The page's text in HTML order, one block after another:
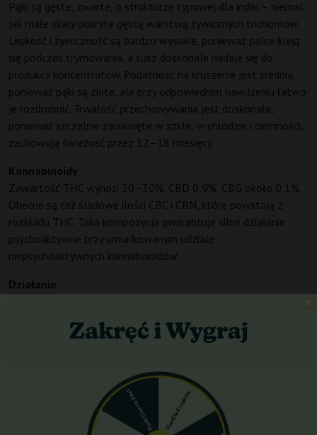
Pąki są gęste, zwarte, o strukturze typowej dla indiki – niemal
jak małe skały pokryte gęstą warstwą żywicznych trichomów.
Lepkość i żywiczność są bardzo wysokie, ponieważ palce kleją
się podczas trymowania, a susz doskonale nadaje się do
produkcji koncentratów. Podatność na kruszenie jest średnia,
ponieważ pąki są zbite, ale przy odpowiednim nawilżeniu łatwo
je rozdrobnić. Trwałość przechowywania jest doskonała,
ponieważ szczelnie zamknięte w szkle, w chłodzie i ciemności,
zachowują świeżość przez 12–18 miesięcy.
Kannabinoidy
Zawartość THC wynosi 20–30%, CBD 0,9%, CBG około 0,1%.
Obecne są też śladowe ilości CBC i CBN, które powstają z
rozkładu THC. Taka kompozycja gwarantuje silne działanie
psychoaktywne przy umiarkowanym udziale
niepsychoaktywnych kannabinoidów.
Działanie
W fazie 0–60 minut dominuje euforyczny, podnoszący na
duchu haj mentalny, który sprzyja rozmowności, kreatywności i
coraz bardziej fizyczne, ponieważ pojawia się ciężar w ciele,
rozluźnienie mięśni i uczucie przyjemnego ciepła.
W przedziale 120–240 minut następuje głęboka sedacja,
senność i chęć odpoczynku. Po dłuższym czasie (powyżej 4
Gorilla Cookies
Pink Guava Fast